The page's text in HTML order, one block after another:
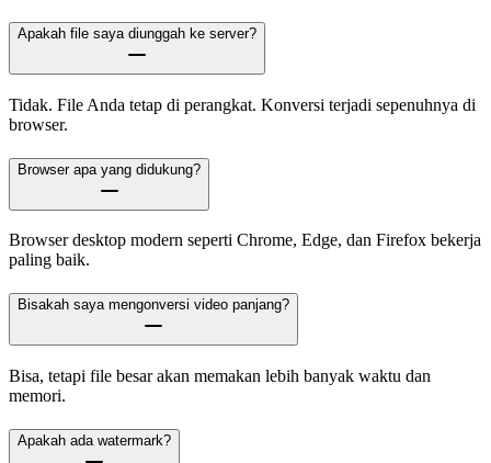
Apakah file saya diunggah ke server?
Tidak. File Anda tetap di perangkat. Konversi terjadi sepenuhnya di
browser.
Browser apa yang didukung?
Browser desktop modern seperti Chrome, Edge, dan Firefox bekerja
paling baik.
Bisakah saya mengonversi video panjang?
Bisa, tetapi file besar akan memakan lebih banyak waktu dan
memori.
Apakah ada watermark?